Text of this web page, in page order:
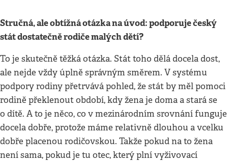
Stručná, ale obtížná otázka na úvod: podporuje český
stát dostatečně rodiče malých dětí?
To je skutečně těžká otázka. Stát toho dělá docela dost,
ale nejde vždy úplně správným směrem. V systému
podpory rodiny přetrvává pohled, že stát by měl pomoci
rodině překlenout období, kdy žena je doma a stará se
o dítě. A to je něco, co v mezinárodním srovnání funguje
docela dobře, protože máme relativně dlouhou a vcelku
dobře placenou rodičovskou. Takže pokud na to žena
není sama, pokud je tu otec, který plní vyživovací